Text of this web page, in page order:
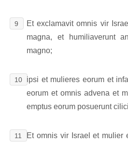
9
Et exclamavit omnis vir
magna, et humiliaverunt
magno;
10
ipsi et mulieres eorum et
eorum et omnis advena et
emptus eorum posuerunt
11
Et omnis vir Israel et mulier